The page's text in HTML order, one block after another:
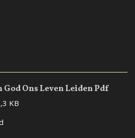
God Ons Leven Leiden Pdf
KB